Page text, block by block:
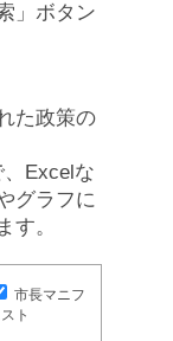
」ボタン
た政策の
Excelな
グラフに
す。
市長マニフ
ト